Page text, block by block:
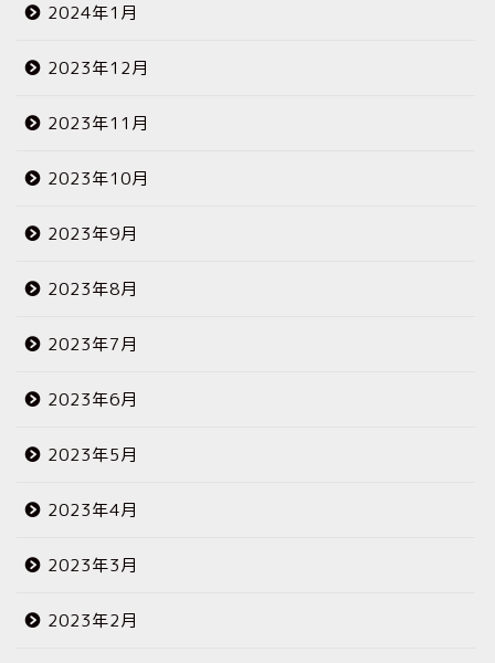
2024年1月
2023年12月
2023年11月
2023年10月
2023年9月
2023年8月
2023年7月
2023年6月
2023年5月
2023年4月
2023年3月
2023年2月